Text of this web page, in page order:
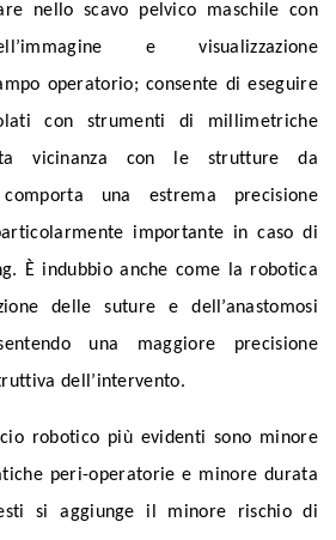
nello scavo pelvico maschile con
e visualizzazione
operatorio; consente di eseguire
con strumenti di millimetriche
vicinanza con le strutture da
una estrema precisione
importante in caso di
È indubbio anche come la robotica
delle suture e dell’anastomosi
una maggiore precisione
dell’intervento.
robotico più evidenti sono minore
peri-operatorie e minore durata
si aggiunge il minore rischio di